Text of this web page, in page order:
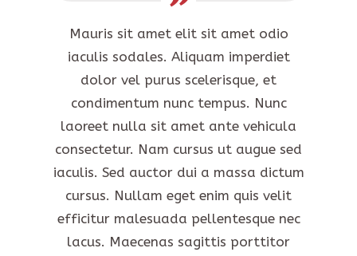
Mauris sit amet elit sit amet odio
iaculis sodales. Aliquam imperdiet
dolor vel purus scelerisque, et
condimentum nunc tempus. Nunc
laoreet nulla sit amet ante vehicula
consectetur. Nam cursus ut augue sed
iaculis. Sed auctor dui a massa dictum
cursus. Nullam eget enim quis velit
efficitur malesuada pellentesque nec
lacus. Maecenas sagittis porttitor